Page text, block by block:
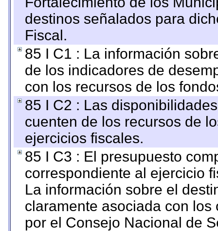
destinos señalados para
Fiscal.
85 I C1 : La información
de los indicadores de
con los recursos de los
85 I C2 : Las
cuenten de los recursos de
ejercicios fiscales.
85 I C3 : El presupuesto
correspondiente al ejercicio
La información sobre el
claramente asociada con
por el Consejo Nacional de